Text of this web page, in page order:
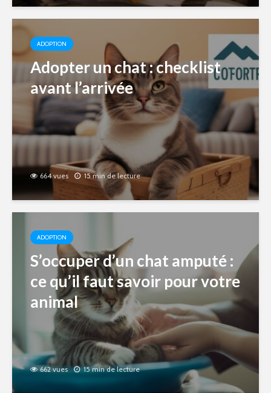
ADOPTION
Adopter un chat : checklist
avant l’arrivée
664 vues 15 min de lecture
ADOPTION
S’occuper d’un chat amputé :
ce qu’il faut savoir pour votre
animal
662 vues 15 min de lecture